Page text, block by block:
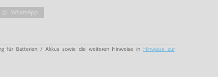
WhatsApp
für Batterien / Akkus sowie die weiteren Hinweise in Hinweise zur